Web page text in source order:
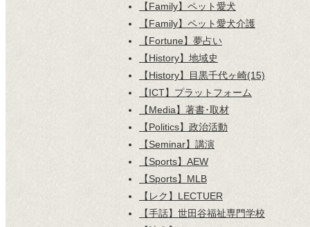
【Family】ペット愛犬
【Family】ペット愛犬介護
【Fortune】夢占い
【History】地域史
【History】目黒千代ヶ崎(15)
【ICT】プラットフォーム
【Media】著書･取材
【Politics】政治活動
【Seminar】講演
【Sports】AEW
【Sports】MLB
【レク】LECTUER
【手話】世田谷福祉専門学校